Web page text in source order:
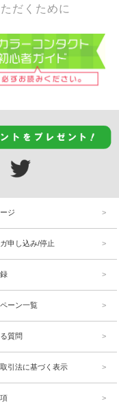
だくために
ジ
申し込み/停止
ーン一覧
質問
引法に基づく表示